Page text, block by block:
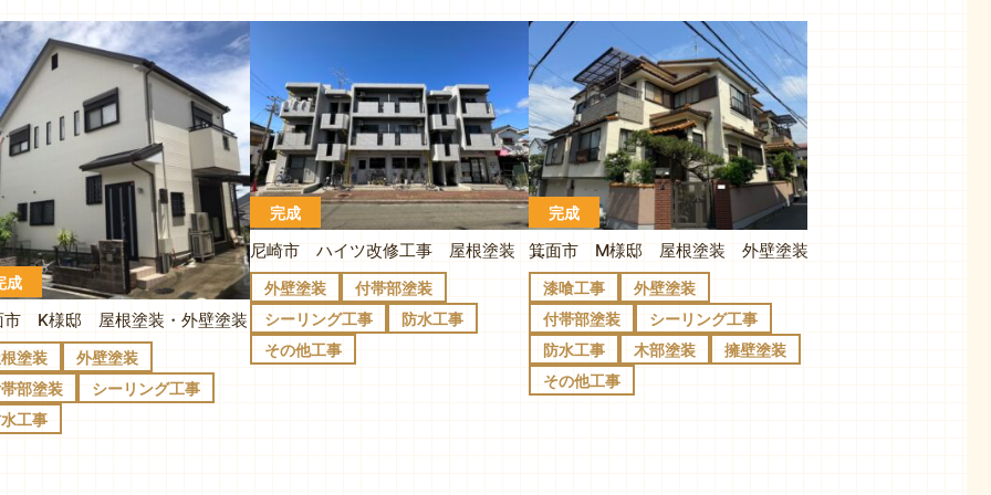
成
市 K様邸 屋根塗装・外壁塗装
塗装
外壁塗装
部塗装
シーリング工事
工事
完成
尼崎市 ハイツ改修工事 屋根塗装 外壁塗装
外壁塗装
付帯部塗装
シーリング工事
防水工事
その他工事
完成
箕面市 M様邸 屋根塗装 外壁塗装
漆喰工事
外壁塗装
付帯部塗装
シーリング工事
防水工事
木部塗装
擁壁塗装
その他工事